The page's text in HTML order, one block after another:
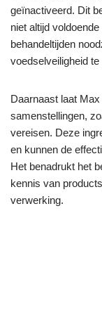
geïnactiveerd. Dit
niet altijd
behandeltijden
voedselveiligheid te
Daarnaast laat
samenstellingen,
vereisen. Deze
en kunnen de
Het benadrukt het
kennis van
verwerking.